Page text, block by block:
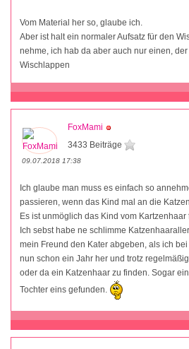
Vom Material her so, glaube ich.
Aber ist halt ein normaler Aufsatz für den
nehme, ich hab da aber auch nur einen,
Wischlappen
FoxMami
3433 Beiträge
09.07.2018 17:38
Ich glaube man muss es einfach so
passieren, wenn das Kind mal an die
Es ist unmöglich das Kind vom Kartzenhaar
Ich sebst habe ne schlimme
mein Freund den Kater abgeben, als ich
nun schon ein Jahr her und trotz
oder da ein Katzenhaar zu finden. Sogar
Tochter eins gefunden.